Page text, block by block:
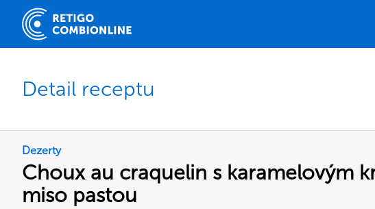
Detail receptu
Dezerty
Choux au craquelin s karamelovým
miso pastou